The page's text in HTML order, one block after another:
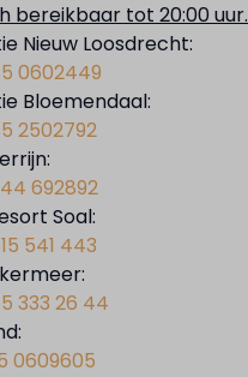
bereikbaar tot 20:00 uur.
Nieuw Loosdrecht:
0602449
Bloemendaal:
2502792
692892
Soal:
541 443
333 26 44
0609605